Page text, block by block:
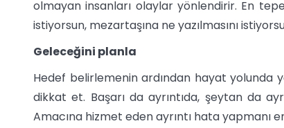
olmayan insanları olaylar yönlendirir. En
istiyorsun, mezartaşına ne yazılmasını
Geleceğini planla
Hedef belirlemenin ardından hayat yolunda
dikkat et. Başarı da ayrıntıda, şeytan da
Amacına hizmet eden ayrıntı hata yapmanı